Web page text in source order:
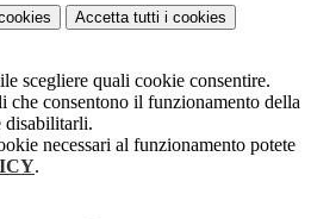
Accetta tutti i cookies
scegliere quali cookie consentire.
che consentono il funzionamento della
disabilitarli.
necessari al funzionamento potete
.